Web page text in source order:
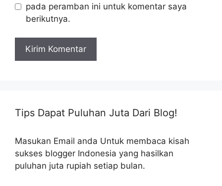
pada peramban ini untuk komentar saya
berikutnya.
Tips Dapat Puluhan Juta Dari Blog!
Masukan Email anda Untuk membaca kisah
sukses blogger Indonesia yang hasilkan
puluhan juta rupiah setiap bulan.